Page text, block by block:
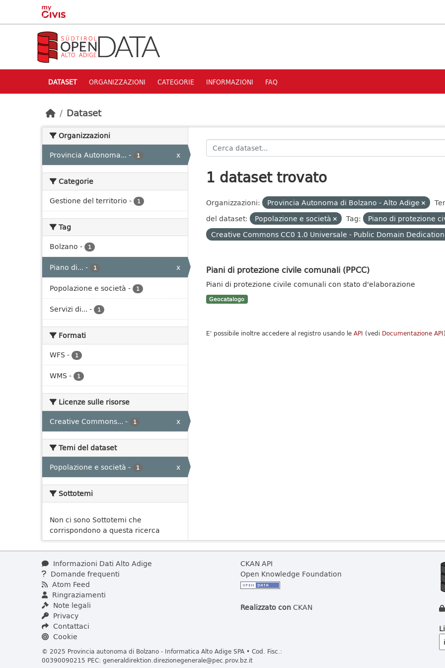
Skip to main content
DATASET ORGANIZZAZIONI CATEGORIE INFORMAZIONI FAQ
Dataset
Organizzazioni
Provincia Autonoma... - 1 x
Categorie
Gestione del territorio - 1
Tag
Bolzano - 1
Piano di... - 1
x
Popolazione e società - 1
Servizi di... - 1
Formati
WFS - 1
WMS - 1
Licenze sulle risorse
Creative Commons... - 1 x
Temi del dataset
Popolazione e società - 1 x
Sottotemi
Non ci sono Sottotemi che
corrispondono a questa ricerca
1 dataset trovato
Organizzazioni: Provincia Autonoma di Bolzano - Alto Adige
del dataset:
Popolazione e società Tag: Piano di protezione
Creative Commons CC0 1.0 Universale - Public Domain
Piani di protezione civile comunali (PPCC)
Piani di protezione civile comunali con stato d'elaborazione
Geocatalogo
E' possibile inoltre accedere al registro usando le API (vedi Documentazione API
Informazioni Dati Alto Adige
Domande frequenti
Atom Feed
Ringraziamenti
Note legali
Privacy
Contattaci
Cookie
© 2025 Provincia autonoma di Bolzano - Informatica Alto Adige SPA • Cod. Fisc.:
00390090215 PEC: generaldirektion.direzionegenerale@pec.prov.bz.it
CKAN API
Open Knowledge Foundation
Realizzato conCKAN